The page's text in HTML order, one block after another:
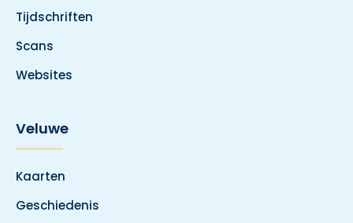
Tijdschriften
Scans
Websites
Veluwe
Kaarten
Geschiedenis